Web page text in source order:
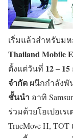
เริ่มแล้วสำหรับม
Thailand Mobile
ตั้งแต่วันที่ 12 –
จำกัด ผนึกกำลังพั
ชั้นนำ อาทิ
ร่วมด้วยโอเปอเร
TrueMove H,